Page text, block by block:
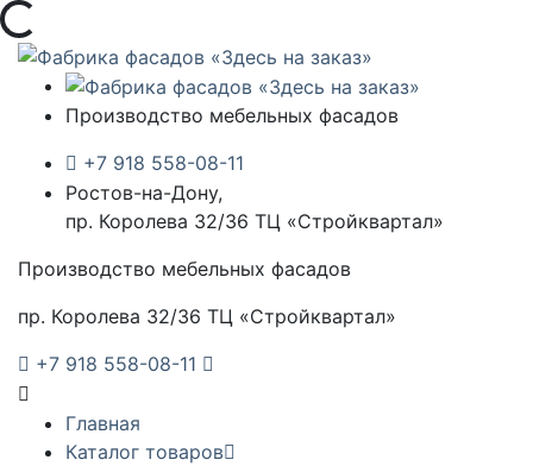
Загрузка...
Производство мебельных фасадов
+7 918 558-08-11
Ростов-на-Дону,
пр. Королева 32/36 ТЦ «Стройквартал»
Производство мебельных фасадов
пр. Королева 32/36 ТЦ «Стройквартал»
+7 918 558-08-11
Главная
Каталог товаров